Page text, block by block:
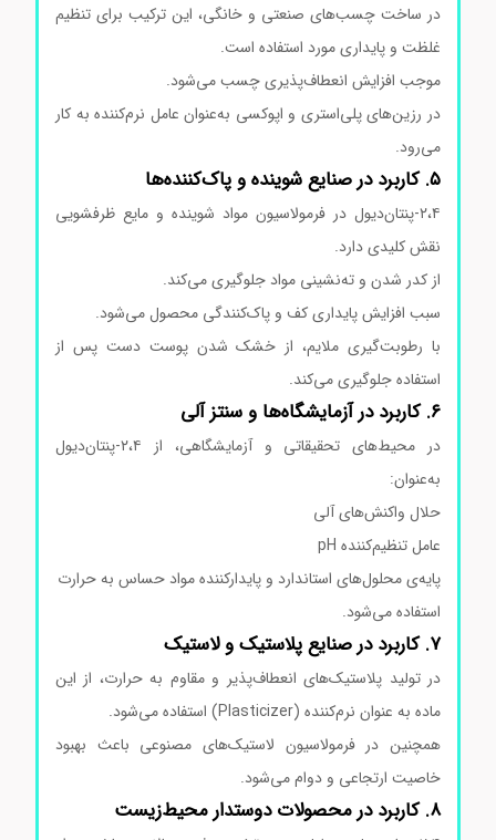
در ساخت چسب‌های صنعتی و خانگی، این ترکیب برای تنظیم
غلظت و پایداری مورد استفاده است.
موجب افزایش انعطاف‌پذیری چسب می‌شود.
در رزین‌های پلی‌استری و اپوکسی به‌عنوان عامل نرم‌کننده به کار
می‌رود.
۲،۴-پنتان‌دیول در فرمولاسیون مواد شوینده و مایع ظرفشویی
نقش کلیدی دارد.
از کدر شدن و ته‌نشینی مواد جلوگیری می‌کند.
سبب افزایش پایداری کف و پاک‌کنندگی محصول می‌شود.
با رطوبت‌گیری ملایم، از خشک شدن پوست دست پس از
استفاده جلوگیری می‌کند.
در محیط‌های تحقیقاتی و آزمایشگاهی، از ۲،۴-پنتان‌دیول
به‌عنوان:
حلال واکنش‌های آلی
عامل تنظیم‌کننده pH
پایه‌ی محلول‌های استاندارد و پایدارکننده مواد حساس به حرارت
استفاده می‌شود.
در تولید پلاستیک‌های انعطاف‌پذیر و مقاوم به حرارت، از این
ماده به عنوان نرم‌کننده (Plasticizer) استفاده می‌شود.
همچنین در فرمولاسیون لاستیک‌های مصنوعی باعث بهبود
خاصیت ارتجاعی و دوام می‌شود.